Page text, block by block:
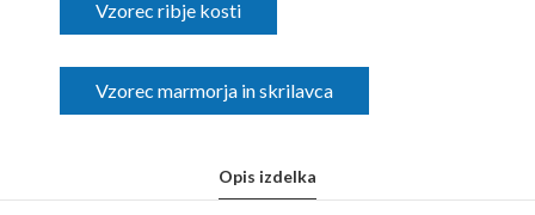
Vzorec ribje kosti
Vzorec marmorja in skrilavca
Opis izdelka